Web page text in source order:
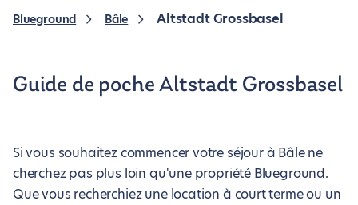
Blueground Bâle Altstadt Grossbasel
Guide de poche Altstadt Grossbasel
Si vous souhaitez commencer votre séjour à Bâle ne
cherchez pas plus loin qu'une propriété Blueground.
Que vous recherchiez une location à court terme ou un